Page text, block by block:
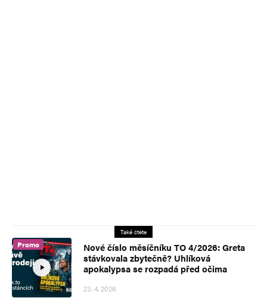
Také čtěte
Promo
Nové číslo měsíčníku TO 4/2026: Greta
stávkovala zbytečně? Uhlíková
apokalypsa se rozpadá před očima
23. 4. 2026